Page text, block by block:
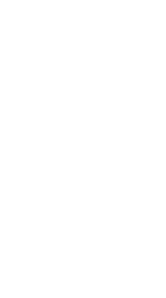
Este viernes
Sergio Pellicer